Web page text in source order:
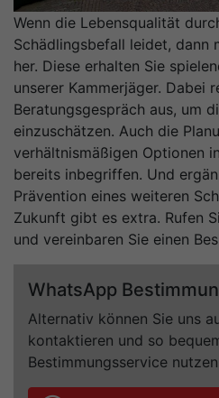
Wenn die Lebensqualität
Schädlingsbefall leidet, dann
her. Diese erhalten Sie
unserer Kammerjäger. Dabei
Beratungsgespräch aus, um
einzuschätzen. Auch die
verhältnismäßigen Optionen
bereits inbegriffen. Und
Prävention eines weiteren
Zukunft gibt es extra. Rufen
und vereinbaren Sie einen
WhatsApp
Alternativ können Sie uns
kontaktieren und so
Bestimmungsservice